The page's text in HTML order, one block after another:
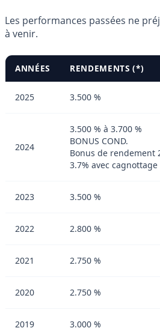
Les performances passées ne
à venir.
ANNÉES RENDEMENTS (*)
2025 3.500 %
2024
3.500 % à 3.700 %
BONUS COND.
Bonus de rendement
3.7% avec cagnottage
2023 3.500 %
2022 2.800 %
2021 2.750 %
2020 2.750 %
2019 3.000 %